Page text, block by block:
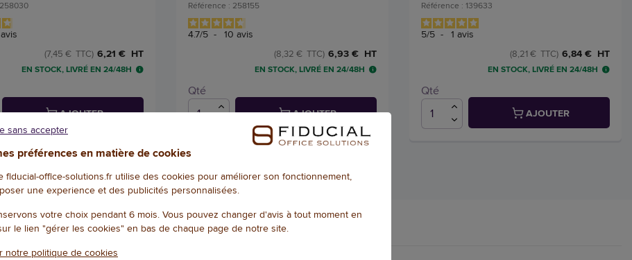
avis
6,21 € HT
(7,45 € TTC)
EN STOCK, LIVRÉ EN 24/48H
AJOUTER
Référence : 258155
4.7/5 - 10 avis
6,93 € HT
(8,32 € TTC)
EN STOCK, LIVRÉ EN 24/48H
Qté
AJOUTER
Référence : 139633
5/5 - 1 avis
6,84 € HT
(8,21 € TTC)
EN STOCK, LIVRÉ EN 24/48H
Qté
AJOUTER
1/2
DOCUMENTATION NOTES ET AVIS+
préférences en matière de cookies
fiducial-office-solutions.fr utilise des cookies pour améliorer son fonctionnement,
une experience et des publicités personnalisées.
votre choix pendant 6 mois. Vous pouvez changer d'avis à tout moment en
le lien "gérer les cookies" en bas de chaque page de notre site.
notre politique de cookies
sans accepter